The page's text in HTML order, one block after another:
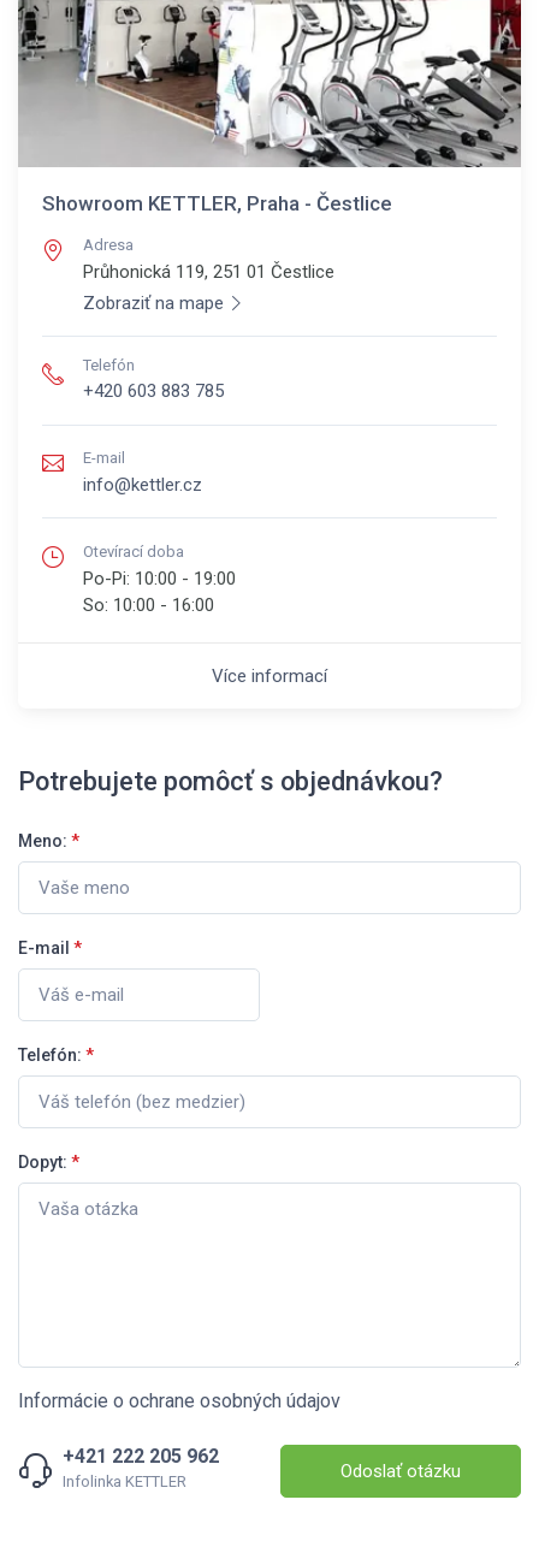
Showroom KETTLER, Praha - Čestlice
Adresa
Průhonická 119, 251 01 Čestlice
Zobraziť na mape
Telefón
+420 603 883 785
E-mail
info@kettler.cz
Otevírací doba
Po-Pi: 10:00 - 19:00
So: 10:00 - 16:00
Více informací
Potrebujete pomôcť s objednávkou?
Meno: *
E-mail *
Telefón: *
Dopyt: *
Informácie o ochrane osobných údajov
+421 222 205 962
Infolinka KETTLER Odoslať otázku